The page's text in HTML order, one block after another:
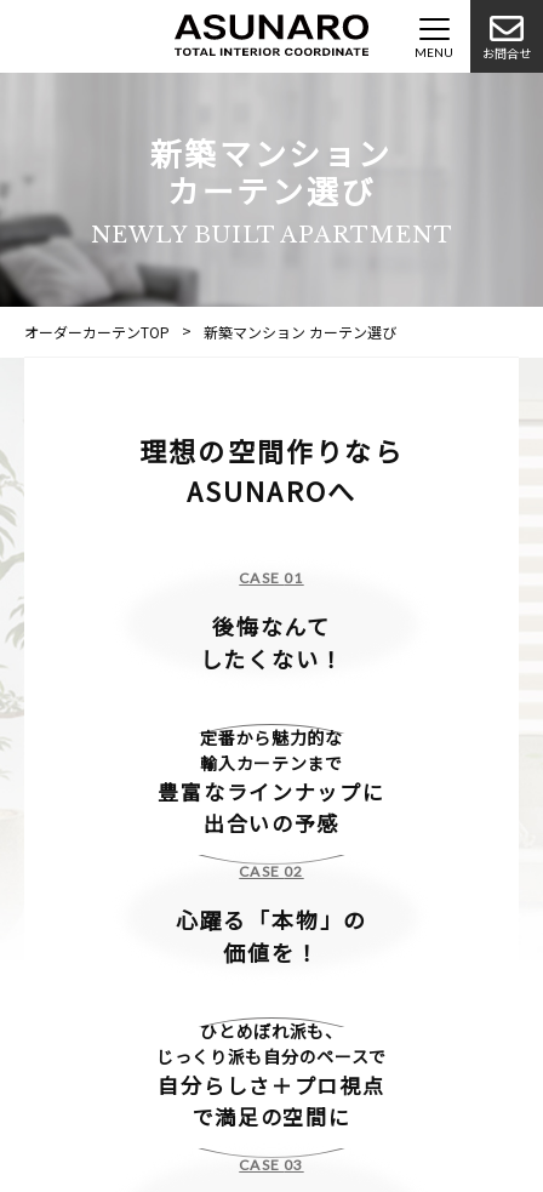
お問合せ
新築マンション
カーテン選び
NEWLY BUILT APARTMENT
オーダーカーテンTOP 新築マンション カーテン選び
理想の空間作りなら
ASUNAROへ
後悔なんて
したくない！
定番から魅力的な
輸入カーテンまで
豊富なラインナップに
出合いの予感
心躍る「本物」の
価値を！
ひとめぼれ派も、
じっくり派も自分のペースで
自分らしさ＋プロ視点
で満足の空間に